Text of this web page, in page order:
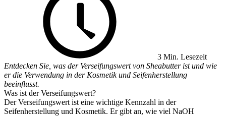
3 Min. Lesezeit
Entdecken Sie, was der Verseifungswert von Sheabutter ist und wie
er die Verwendung in der Kosmetik und Seifenherstellung
beeinflusst.
Was ist der Verseifungswert?
Der Verseifungswert ist eine wichtige Kennzahl in der
Seifenherstellung und Kosmetik. Er gibt an, wie viel NaOH